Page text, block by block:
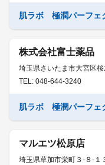
肌ラボ 極潤パーフェ
株式会社富士薬品
埼玉県さいたま市大宮区
TEL: 048-644-3240
肌ラボ 極潤パーフェ
マルエツ松原店
埼玉県草加市栄町３-８-１